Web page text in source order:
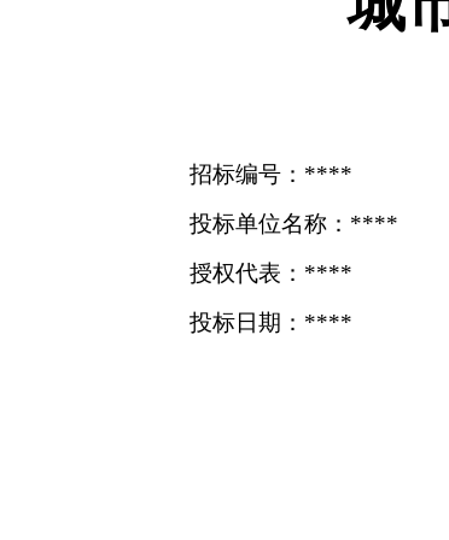
招标编号：****
投标单位名称：****
授权代表：****
投标日期：****